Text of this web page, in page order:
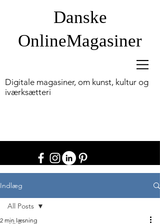
Danske
OnlineMagasiner
Digitale magasiner, om kunst, kultur og
iværksætteri
Indlæg
All Posts
2 min læsning